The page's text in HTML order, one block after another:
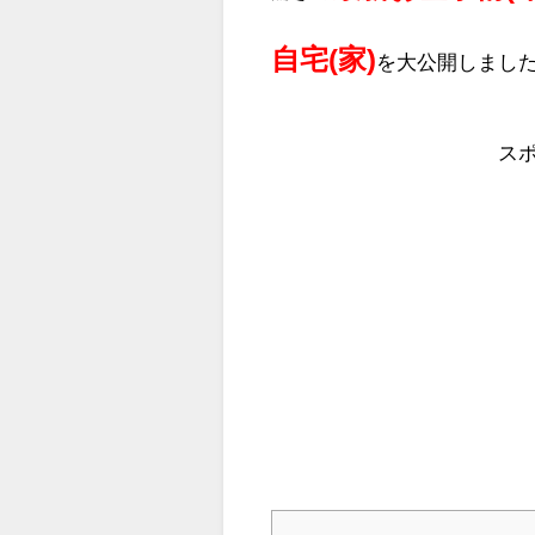
自宅(家)を大公開しました
ス